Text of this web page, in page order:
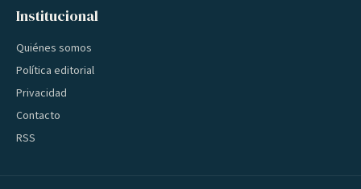
Institucional
Quiénes somos
Política editorial
Privacidad
Contacto
RSS